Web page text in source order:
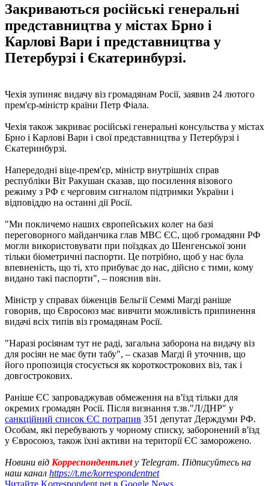
Закриваються російські генеральні
представництва у містах Брно і
Карлові Вари і представництва у
Петербурзі і Єкатеринбурзі.
Чехія зупиняє видачу віз громадянам Росії, заявив 24 лютого
прем'єр-міністр країни Петр Фіала.
Чехія також закриває російські генеральні консульства у містах
Брно і Карлові Вари і свої представництва у Петербурзі і
Єкатеринбурзі.
Напередодні віце-прем'єр, міністр внутрішніх справ
республіки Віт Ракушан сказав, що посилення візового
режиму з РФ є черговим сигналом підтримки України і
відповіддю на останні дії Росії.
"Ми покличемо наших європейських колег на базі
переговорного майданчика глав МВС ЄС, щоб громадяни РФ
могли використовувати при поїздках до Шенгенської зони
тільки біометричні паспорти. Це потрібно, щоб у нас була
впевненість, що ті, хто прибуває до нас, дійсно є тими, кому
видано такі паспорти", – пояснив він.
Міністр у справах біженців Бельгії Семмі Магді раніше
говорив, що Євросоюз має вивчити можливість припинення
видачі всіх типів віз громадянам Росії.
"Наразі росіянам тут не раді, загальна заборона на видачу віз
для росіян не має бути табу", – сказав Магді й уточнив, що
його пропозиція стосується як короткострокових віз, так і
довгострокових.
Раніше ЄС запроваджував обмеження на в'їзд тільки для
окремих громадян Росії. Після визнання т.зв."Л/ДНР" у
санкційний список ЄС потрапив 351 депутат Держдуми РФ.
Особам, які перебувають у чорному списку, заборонений в'їзд
у Євросоюз, також їхні активи на території ЄС заморожено.
Новини від Корреспондент.netу Telegram. Підписуйтесь на
наш канал https://t.me/korrespondentnet
Читайте Korrespondent.net в Google News